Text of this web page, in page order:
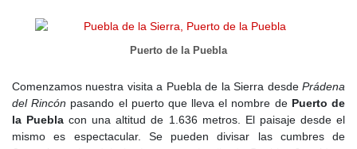
leñadores que se refugiaban en los montes.
, en 1083,Alfonso VIinició la conquista de la Sierra
repoblación de la zona se convirtió en una prioridad para
asegurar la frontera. En 1096, el monarca concedió términos a
Buitrago, lo que marcó el nacimiento del futuroSeñorío de
Buitrago, al que quedaría adscritaPuebla de la Sierra.
Puerto de la Puebla
Comenzamos nuestra visita a Puebla de la Sierra desde Prádena
del Rincón pasando el puerto que lleva el nombre de Puerto de
la Puebla con una altitud de 1.636 metros. El paisaje desde el
mismo es espectacular. Se pueden divisar las cumbres de